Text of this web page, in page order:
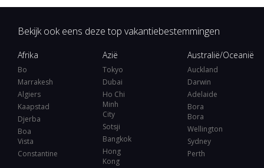
Bekijk ook eens deze top vakantiebestemmingen
Afrika
Bo
Marrakesh
Algiers
Kaapstad
Djerba
Boa
Vista
Constantine
Azië
Tokyo
Dubai
Ho Chi
Minh
City
Sotsji
Bangkok
Hong
Kong
Australië/Oceanië
Auckland
Darwin
Adelaide
Bora
Bora
Wellington
Sydney
Perth